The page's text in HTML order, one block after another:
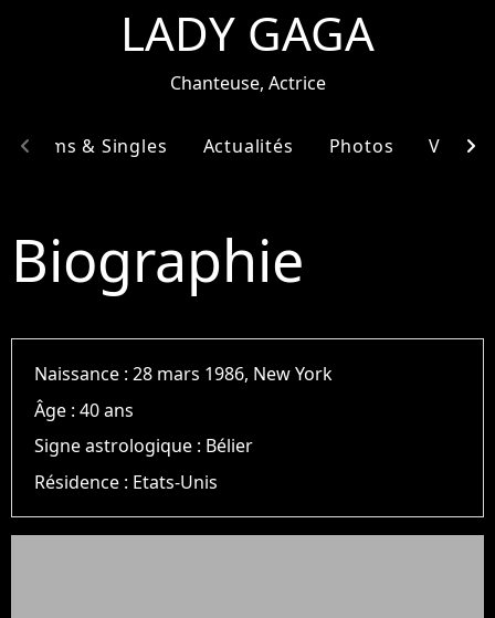
LADY GAGA
Chanteuse, Actrice
Albums & Singles Actualités Photos Vidéos
chevron_left chevron_right
Biographie
Naissance :28 mars 1986, New York
Âge :40 ans
Signe astrologique : Bélier
Résidence : Etats-Unis